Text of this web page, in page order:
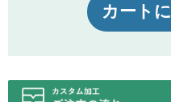
カート